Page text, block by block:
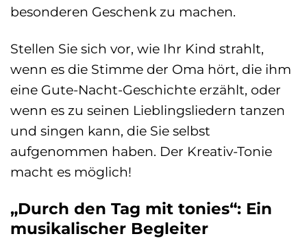
besonderen Geschenk zu machen.
Stellen Sie sich vor, wie Ihr Kind strahlt,
wenn es die Stimme der Oma hört, die ihm
eine Gute-Nacht-Geschichte erzählt, oder
wenn es zu seinen Lieblingsliedern tanzen
und singen kann, die Sie selbst
aufgenommen haben. Der Kreativ-Tonie
macht es möglich!
„Durch den Tag mit tonies“: Ein
musikalischer Begleiter